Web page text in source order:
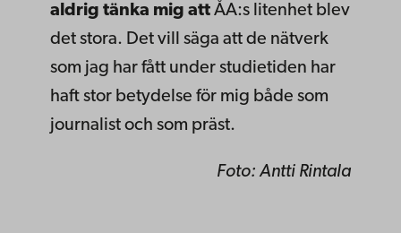
aldrig tänka mig att ÅA:s litenhet blev
det stora. Det vill säga att de nätverk
som jag har fått under studietiden har
haft stor betydelse för mig både som
journalist och som präst.
Foto: Antti Rintala